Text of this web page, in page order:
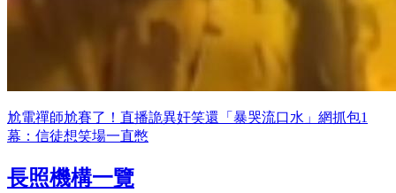
尬電禪師尬賽了！直播詭異奸笑還「暴哭流口水」網抓包1
幕：信徒想笑場一直憋
長照機構一覽